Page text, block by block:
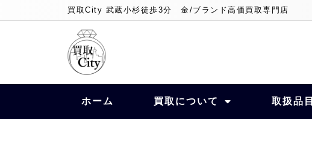
買取City 武蔵小杉徒歩3分 金/ブランド高価買取専門店
ホーム 買取について 取扱品目